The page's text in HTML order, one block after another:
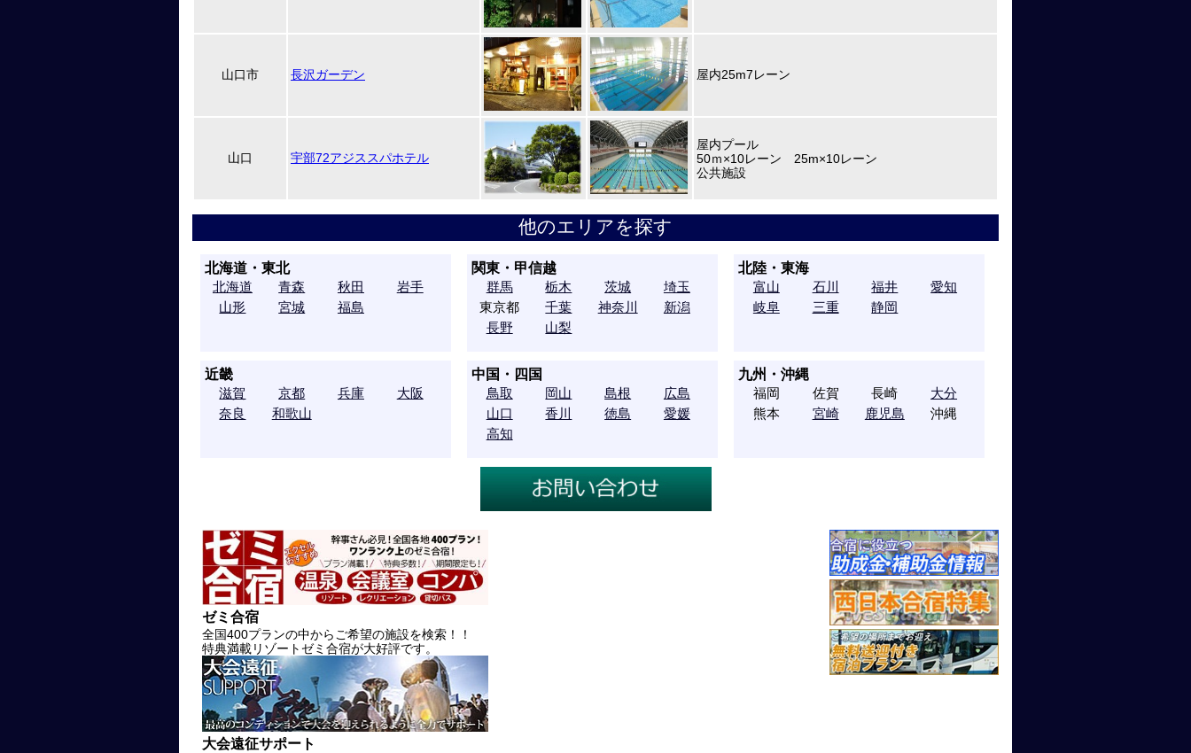
山口市 長沢ガーデン 屋内25m7レーン
山口 宇部72アジススパホテル
屋内プール
50ｍ×10レーン 25m×10レーン
公共施設
他のエリアを探す
北海道・東北
北海道 青森 秋田
岩手
山形
宮城 福島
関東・甲信越
群馬 栃木 茨城
埼玉
東京都
千葉 神奈川
新潟
長野
山梨
北陸・東海
富山 石川 福井
愛知
岐阜
三重 静岡
近畿
滋賀 京都 兵庫
大阪
奈良
和歌山
中国・四国
鳥取 岡山 島根
広島
山口
香川 徳島
愛媛
高知
九州・沖縄
福岡 佐賀 長崎
大分
熊本
宮崎 鹿児島 沖縄
ゼミ合宿
全国400プランの中からご希望の施設を検索！！
特典満載リゾートゼミ合宿が大好評です。
大会遠征サポート